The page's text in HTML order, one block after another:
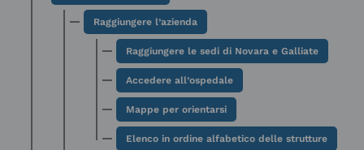
Raggiungere l’azienda
Raggiungere le sedi di Novara e Galliate
Accedere all’ospedale
Mappe per orientarsi
Elenco in ordine alfabetico delle strutture